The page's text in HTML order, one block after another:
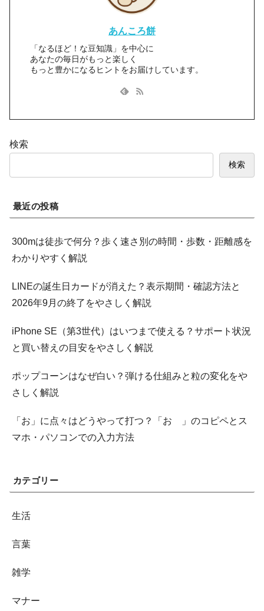
あんころ餅
「なるほど！な豆知識」を中心に
あなたの毎日がもっと楽しく
もっと豊かになるヒントをお届けしています。
検索
検索
最近の投稿
300mは徒歩で何分？歩く速さ別の時間・歩数・距離感を
わかりやすく解説
LINEの誕生日カードが消えた？表示期間・確認方法と
2026年9月の終了をやさしく解説
iPhone SE（第3世代）はいつまで使える？サポート状況
と買い替えの目安をやさしく解説
ポップコーンはなぜ白い？弾ける仕組みと粒の変化をや
さしく解説
「お」に点々はどうやって打つ？「お゙」のコピペとス
マホ・パソコンでの入力方法
カテゴリー
生活
言葉
雑学
マナー